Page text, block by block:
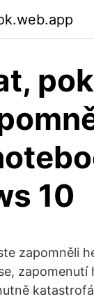
10
zapomněli
zapomenutí